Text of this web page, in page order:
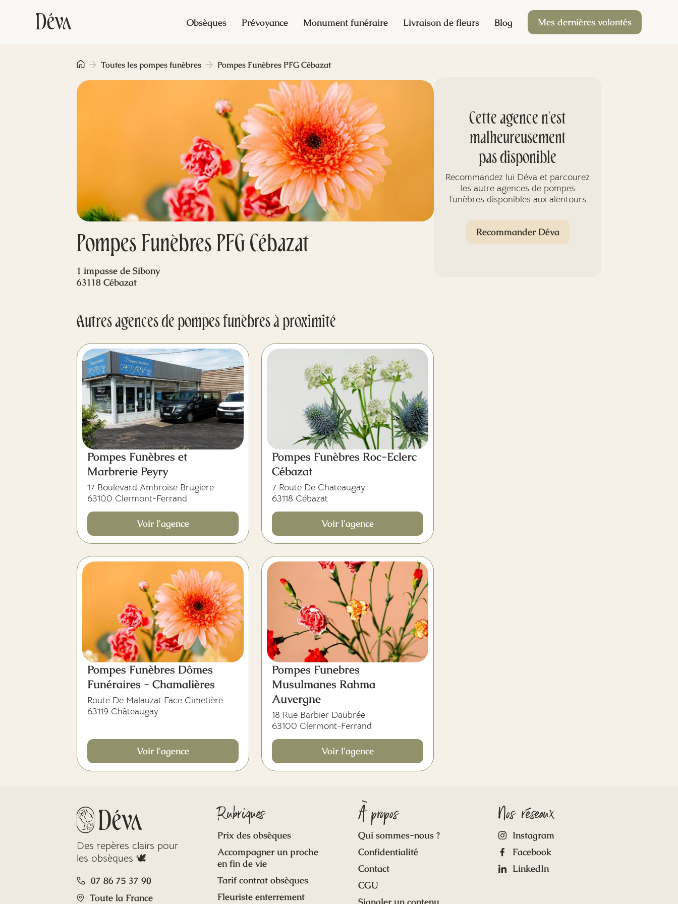
Obsèques Prévoyance Monument funéraire Livraison de fleurs Blog Mes dernières volontés
Pompes Funèbres PFG Cébazat
Toutes les pompes funèbres Pompes Funèbres PFG Cébazat
1 impasse de Sibony
63118 Cébazat
Autres agences de pompes funèbres à proximité
Pompes Funèbres et
Marbrerie Peyry
17 Boulevard Ambroise Brugiere
63100 Clermont-Ferrand
Voir l'agence
Pompes Funèbres Roc-Eclerc
Cébazat
7 Route De Chateaugay
63118 Cébazat
Voir l'agence
Pompes Funèbres Dômes
Funéraires - Chamalières
Route De Malauzat Face Cimetière
63119 Châteaugay
Voir l'agence
Pompes Funebres
Musulmanes Rahma
Auvergne
18 Rue Barbier Daubrée
63100 Clermont-Ferrand
Voir l'agence
Cette agence n'est
malheureusement
pas disponible
Recommandez lui Déva et parcourez
les autre agences de pompes
funèbres disponibles aux alentours
Recommander Déva
Des repères clairs pour
les obsèques 🕊️
07 86 75 37 90
Toute la France
Rubriques
Prix des obsèques
Accompagner un proche
en fin de vie
Tarif contrat obsèques
Fleuriste enterrement
À propos
Qui sommes-nous ?
Confidentialité
Contact
CGU
Nos réseaux
Instagram
Facebook
LinkedIn